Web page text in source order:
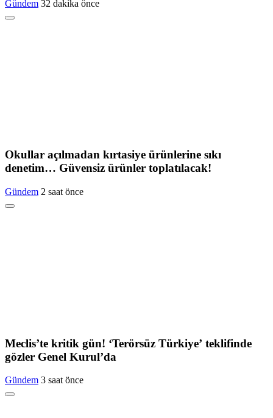
Gündem 32 dakika önce
Okullar açılmadan kırtasiye ürünlerine sıkı
denetim… Güvensiz ürünler toplatılacak!
Gündem 2 saat önce
Meclis’te kritik gün! ‘Terörsüz Türkiye’ teklifinde
gözler Genel Kurul’da
Gündem 3 saat önce